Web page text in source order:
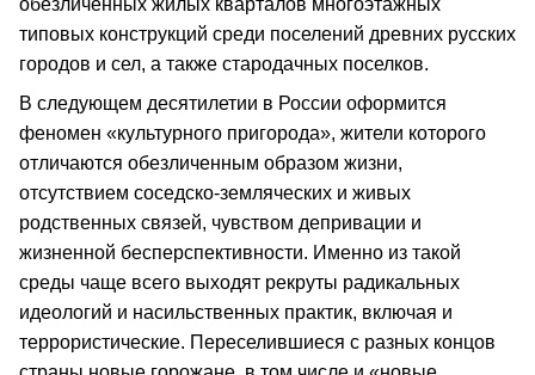
обезличенных жилых кварталов многоэтажных
типовых конструкций среди поселений древних русских
городов и сел, а также стародачных поселков.
В следующем десятилетии в России оформится
феномен «культурного пригорода», жители которого
отличаются обезличенным образом жизни,
отсутствием соседско-земляческих и живых
родственных связей, чувством депривации и
жизненной бесперспективности. Именно из такой
среды чаще всего выходят рекруты радикальных
идеологий и насильственных практик, включая и
террористические. Переселившиеся с разных концов